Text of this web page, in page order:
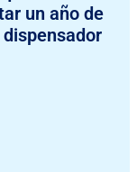
un año de